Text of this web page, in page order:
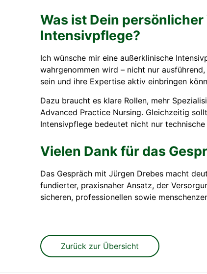
Was ist Dein
Intensivpflege?
Ich wünsche mir eine außerklinische
wahrgenommen wird – nicht nur
sein und ihre Expertise aktiv einbringen
Dazu braucht es klare Rollen, mehr
Advanced Practice Nursing. Gleichzeitig
Intensivpflege bedeutet nicht nur
Vielen Dank für das
Das Gespräch mit Jürgen Drebes macht
fundierter, praxisnaher Ansatz, der
sicheren, professionellen sowie
Zurück zur Übersicht